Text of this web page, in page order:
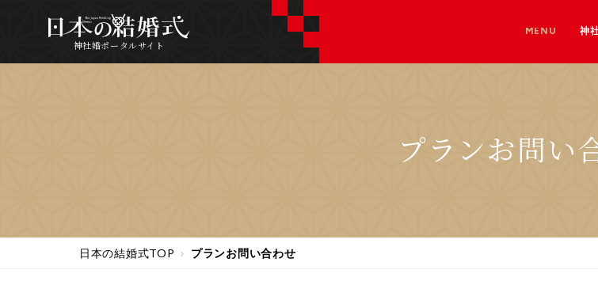
神社婚ポータルサイト
MENU 神
プランお問い
日本の結婚式TOP プランお問い合わせ